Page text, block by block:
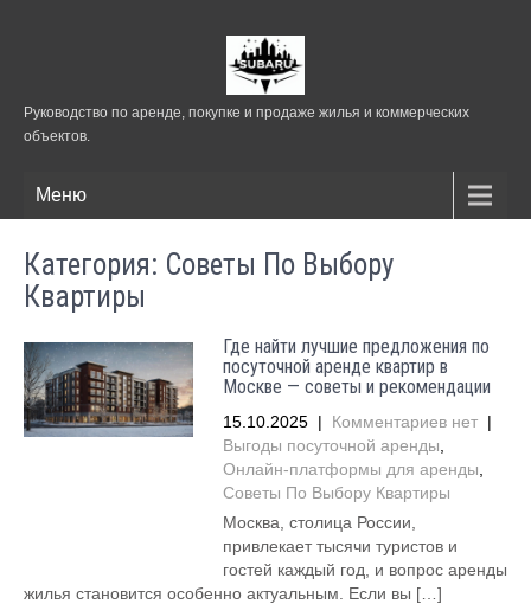
Руководство по аренде, покупке и продаже жилья и коммерческих
объектов.
Меню
Категория: Советы По Выбору
Квартиры
Где найти лучшие предложения по
посуточной аренде квартир в
Москве — советы и рекомендации
15.10.2025 | Комментариев нет |
Выгоды посуточной аренды
Онлайн-платформы для аренды
Советы По Выбору Квартиры
Москва, столица России,
привлекает тысячи туристов и
гостей каждый год, и вопрос аренды
жилья становится особенно актуальным. Если вы […]